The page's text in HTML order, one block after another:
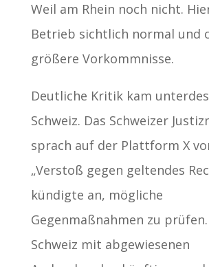
Weil am Rhein noch nicht.
Betrieb sichtlich normal und
größere Vorkommnisse.
Deutliche Kritik kam
Schweiz. Das Schweizer
sprach auf der Plattform X
„Verstoß gegen geltendes
kündigte an, mögliche
Gegenmaßnahmen zu
Schweiz mit abgewiesenen